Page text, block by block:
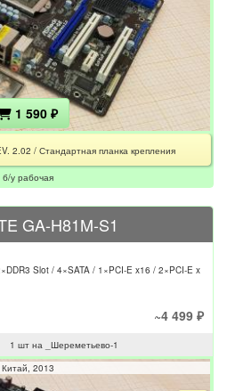
1 590 ₽
2.02 / Стандартная планка крепления
б/у рабочая
GA-H81M-S1
Slot / 4×SATA / 1×PCI-E x16 / 2×PCI-E x
~4 499 ₽
1 шт на _Шереметьево-1
Китай 2013